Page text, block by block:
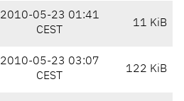
2010-05-23 01:41
CEST
11 KiB
2010-05-23 03:07
CEST
122 KiB